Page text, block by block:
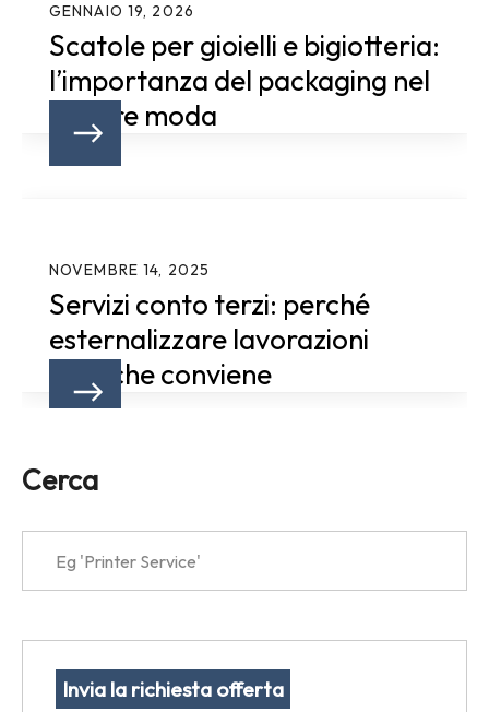
GENNAIO 19, 2026
Scatole per gioielli e bigiotteria:
l’importanza del packaging nel
settore moda
NOVEMBRE 14, 2025
Servizi conto terzi: perché
esternalizzare lavorazioni
tecniche conviene
Cerca
Invia la richiesta offerta